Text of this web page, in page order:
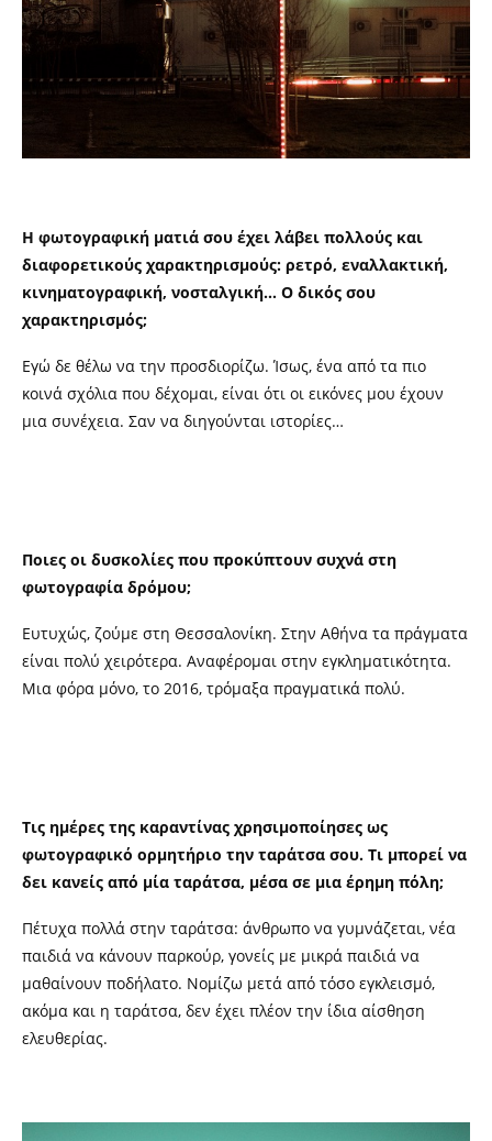
Η φωτογραφική ματιά σου έχει λάβει πολλούς και
διαφορετικούς χαρακτηρισμούς: ρετρό, εναλλακτική,
κινηματογραφική, νοσταλγική… Ο δικός σου
χαρακτηρισμός;
Εγώ δε θέλω να την προσδιορίζω. Ίσως, ένα από τα πιο
κοινά σχόλια που δέχομαι, είναι ότι οι εικόνες μου έχουν
μια συνέχεια. Σαν να διηγούνται ιστορίες…
Ποιες οι δυσκολίες που προκύπτουν συχνά στη
φωτογραφία δρόμου;
Ευτυχώς, ζούμε στη Θεσσαλονίκη. Στην Αθήνα τα πράγματα
είναι πολύ χειρότερα. Αναφέρομαι στην εγκληματικότητα.
Μια φόρα μόνο, το 2016, τρόμαξα πραγματικά πολύ.
Τις ημέρες της καραντίνας χρησιμοποίησες ως
φωτογραφικό ορμητήριο την ταράτσα σου. Τι μπορεί να
δει κανείς από μία ταράτσα, μέσα σε μια έρημη πόλη;
Πέτυχα πολλά στην ταράτσα: άνθρωπο να γυμνάζεται, νέα
παιδιά να κάνουν παρκούρ, γονείς με μικρά παιδιά να
μαθαίνουν ποδήλατο. Νομίζω μετά από τόσο εγκλεισμό,
ακόμα και η ταράτσα, δεν έχει πλέον την ίδια αίσθηση
ελευθερίας.